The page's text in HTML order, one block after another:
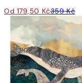
Od 179,50 Kč359 Kč